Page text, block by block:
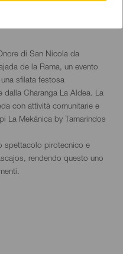
di San Nicola da
de la Rama, un evento
sfilata festosa
dalla Charanga La Aldea. La
con attività comunitarie e
La Mekánica by Tamarindos
spettacolo pirotecnico e
rendendo questo uno